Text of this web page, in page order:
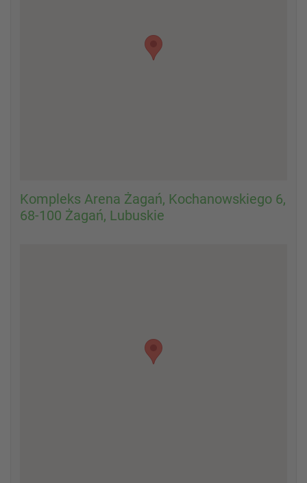
Kompleks Arena Żagań, Kochanowskiego 6,
68-100 Żagań, Lubuskie